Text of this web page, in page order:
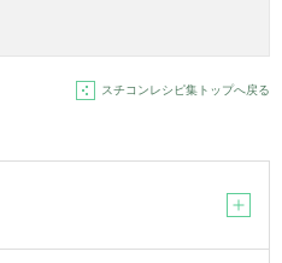
スチコンレシピ集トップへ戻る